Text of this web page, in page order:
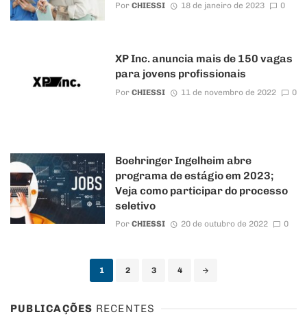
Por CHIESSI 18 de janeiro de 2023 0
XP Inc. anuncia mais de 150 vagas
para jovens profissionais
Por CHIESSI 11 de novembro de 2022 0
Boehringer Ingelheim abre
programa de estágio em 2023;
Veja como participar do processo
seletivo
Por CHIESSI 20 de outubro de 2022 0
1 2 3 4
PUBLICAÇÕES RECENTES